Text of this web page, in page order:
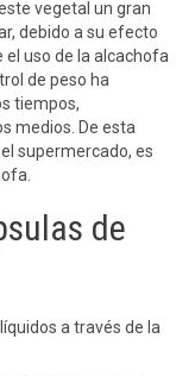
vegetal un gran
debido a su efecto
uso de la alcachofa
de peso ha
tiempos,
medios. De esta
supermercado, es
de
a través de la